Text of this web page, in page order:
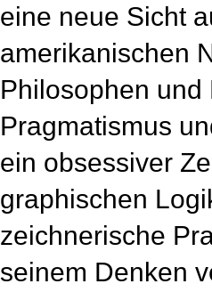
eine neue Sicht
amerikanischen
Philosophen
Pragmatismus
ein obsessiver
graphischen
zeichnerische
seinem Denken